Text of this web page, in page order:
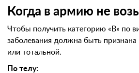
Когда в армию не
Чтобы получить категорию «В» по
заболевания должна быть признана
или тотальной.
По телу: